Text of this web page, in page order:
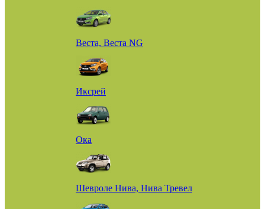
Веста, Веста NG
Иксрей
Ока
Шевроле Нива, Нива Тревел